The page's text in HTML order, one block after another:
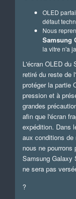
OLED
défaut
Nous
Samsung
la vitre n'a
L'écran OLED du
retiré du reste de
protéger la partie
pression et à
grandes
afin que l'écran
expédition. Dans
aux conditions
nous ne pourrons
Samsung Galaxy
ne sera pas
?